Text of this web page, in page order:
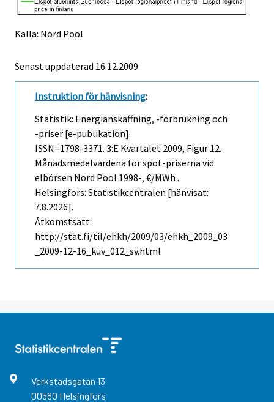
Källa: Nord Pool
Senast uppdaterad 16.12.2009
Instruktion för hänvisning:
Statistik: Energianskaffning, -förbrukning och
-priser [e-publikation].
ISSN=1798-3371. 3:e Kvartalet 2009, Figur 12.
Månadsmedelvärdena för spot-priserna vid
elbörsen Nord Pool 1998-, €/MWh .
Helsingfors: Statistikcentralen [hänvisat:
7.8.2026].
Åtkomstsätt:
http://stat.fi/til/ehkh/2009/03/ehkh_2009_03
_2009-12-16_kuv_012_sv.html
Verkstadsgatan 13
00580 Helsingfors